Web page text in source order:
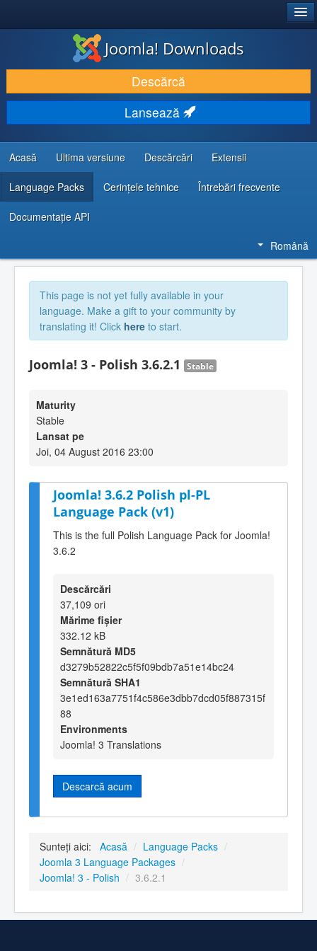
DESCARCĂ & ȘI EXTINDE
DESCOPERĂ & ÎNVAȚĂ
COMUNITATE & SUPORT
RESURSE DEZVOLTATORI
Joomla! Downloads
Descărcă
Lansează
Acasă Ultima versiune Descărcări Extensii
Language Packs Cerințele tehnice Întrebări frecvente
Documentaţie API
Română
This page is not yet fully available in your
language. Make a gift to your community by
translating it! Click here to start.
Joomla! 3 - Polish 3.6.2.1 Stable
Maturity
Stable
Lansat pe
Joi, 04 August 2016 23:00
Joomla! 3.6.2 Polish pl-PL
Language Pack (v1)
This is the full Polish Language Pack for Joomla!
3.6.2
Descărcări
37,109 ori
Mărime fișier
332.12 kB
Semnătură MD5
d3279b52822c5f5f09bdb7a51e14bc24
Semnătură SHA1
3e1ed163a7751f4c586e3dbb7dcd05f887315f
88
Environments
Joomla! 3 Translations
Descarcă acum
Sunteți aici: Acasă / Language Packs /
Joomla 3 Language Packages /
Joomla! 3 - Polish / 3.6.2.1